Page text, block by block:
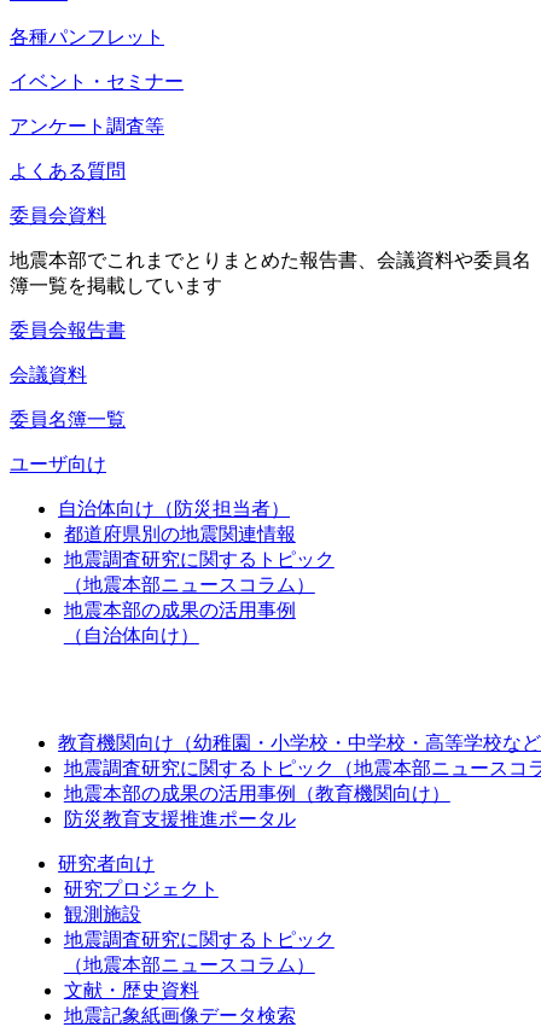
各種パンフレット
イベント・セミナー
アンケート調査等
よくある質問
委員会資料
地震本部でこれまでとりまとめた報告書、会議資料や委員名
簿一覧を掲載しています
委員会報告書
会議資料
委員名簿一覧
ユーザ向け
自治体向け（防災担当者）
都道府県別の地震関連情報
地震調査研究に関するトピック
（地震本部ニュースコラム）
地震本部の成果の活用事例
（自治体向け）
教育機関向け（幼稚園・小学校・中学校・高等学校な
地震調査研究に関するトピック（地震本部ニュースコ
地震本部の成果の活用事例（教育機関向け）
防災教育支援推進ポータル
研究者向け
研究プロジェクト
観測施設
地震調査研究に関するトピック
（地震本部ニュースコラム）
文献・歴史資料
地震記象紙画像データ検索